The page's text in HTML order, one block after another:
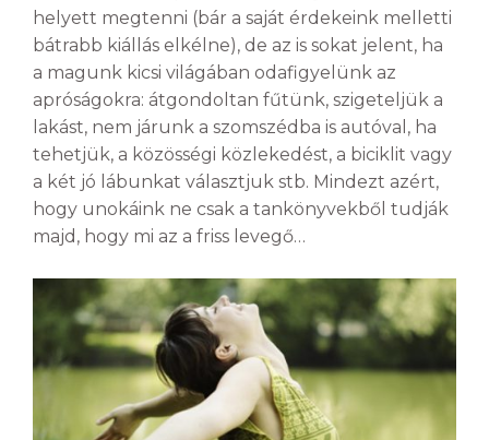
helyett megtenni (bár a saját érdekeink melletti
bátrabb kiállás elkélne), de az is sokat jelent, ha
a magunk kicsi világában odafigyelünk az
apróságokra: átgondoltan fűtünk, szigeteljük a
lakást, nem járunk a szomszédba is autóval, ha
tehetjük, a közösségi közlekedést, a biciklit vagy
a két jó lábunkat választjuk stb. Mindezt azért,
hogy unokáink ne csak a tankönyvekből tudják
majd, hogy mi az a friss levegő…